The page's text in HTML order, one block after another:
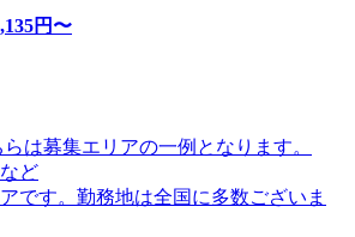
円〜
は募集エリアの一例となります。
ど
です。勤務地は全国に多数ございま